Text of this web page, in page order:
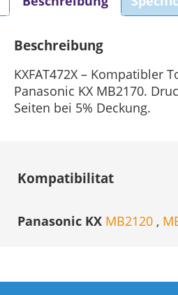
Beschreibung
KXFAT472X – Kompatibler
Panasonic KX MB2170.
Seiten bei 5% Deckung.
Kompatibilitat
Panasonic KX MB2120 ,